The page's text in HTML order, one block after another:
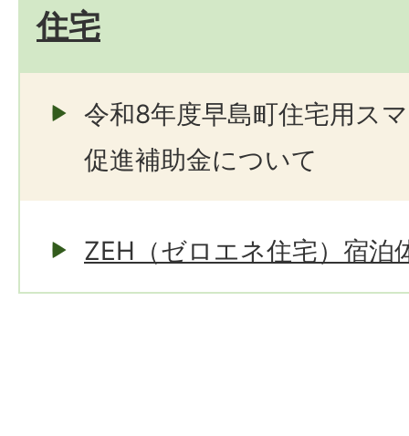
住宅
令和8年度早島町住宅用ス
促進補助金について
ZEH（ゼロエネ住宅）宿泊